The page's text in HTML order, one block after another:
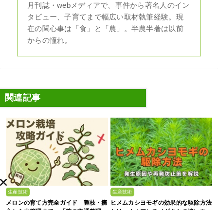
月刊誌・webメディアで、事件から著名人のイン
タビュー、子育てまで幅広い取材執筆経験。現
在の関心事は「食」と「農」。半農半著は以前
からの憧れ。
関連記事
生産技術
メロンの育て方完全ガイド 整枝・摘
生産技術
ヒメムカシヨモギの効果的な駆除方法